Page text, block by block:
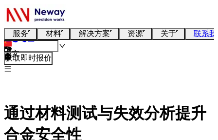
服务 材料 解决方案 资源 关于 联系
中文
获取即时报价
通过材料测试与失效分析提升
合金安全性